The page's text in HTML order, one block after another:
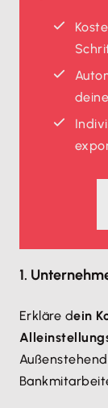
1.
Erkläre dein